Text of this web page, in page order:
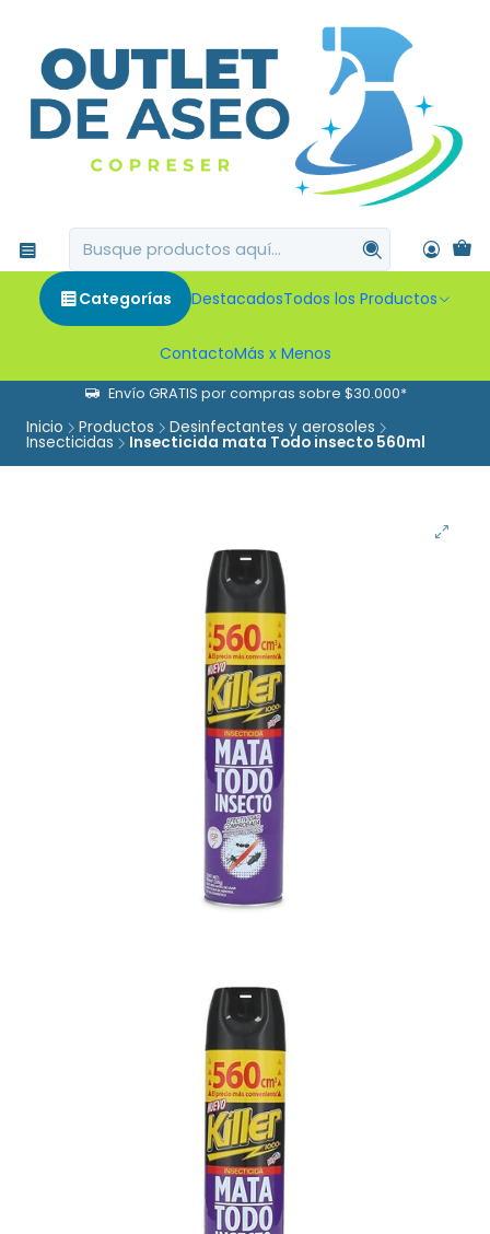
Categorías DestacadosTodos los Productos
ContactoMás x Menos
Envío GRATIS por compras sobre $30.000*
Inicio Productos Desinfectantes y aerosoles
Insecticidas Insecticida mata Todo insecto 560ml